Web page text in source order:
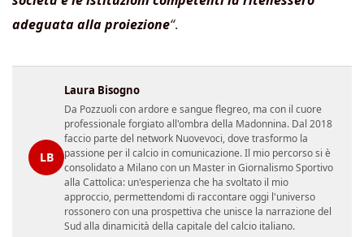
adeguata alla proiezione“.
LB
Laura Bisogno
Da Pozzuoli con ardore e sangue flegreo, ma con il cuore
professionale forgiato all'ombra della Madonnina. Dal 2018
faccio parte del network Nuovevoci, dove trasformo la
passione per il calcio in comunicazione. Il mio percorso si è
consolidato a Milano con un Master in Giornalismo Sportivo
alla Cattolica: un'esperienza che ha svoltato il mio
approccio, permettendomi di raccontare oggi l'universo
rossonero con una prospettiva che unisce la narrazione del
Sud alla dinamicità della capitale del calcio italiano.